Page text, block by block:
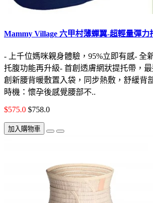
Mammy Village 六甲村薄蟬翼-超輕量彈力
- 上千位媽咪親身體驗，95%立即有感- 全
托腹功能再升級- 首創透膚網狀提托帶，
創新腰背暖敷置入袋，同步熱敷，舒緩背
時機：懷孕後感覺腰部不..
$575.0 $758.0
加入購物車